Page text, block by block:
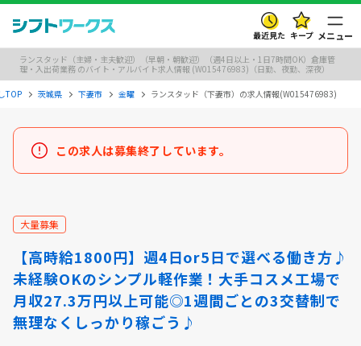
最近見た キープ メニュー
ランスタッド（主婦・主夫歓迎）（早朝・朝歓迎）（週4日以上・1日7時間OK）倉庫管
理・入出荷業務 のバイト・アルバイト求人情報 (W015476983)（日勤、夜勤、深夜）
TOP 茨城県 下妻市 金曜 ランスタッド（下妻市）の求人情報(W015476983)
この求人は募集終了しています。
大量募集
【高時給1800円】週4日or5日で選べる働き方♪
未経験OKのシンプル軽作業！大手コスメ工場で
月収27.3万円以上可能◎1週間ごとの3交替制で
無理なくしっかり稼ごう♪